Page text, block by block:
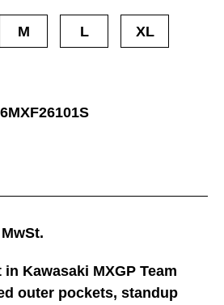
Kawasaki MXGP Team
outer pockets, standup
M L XL